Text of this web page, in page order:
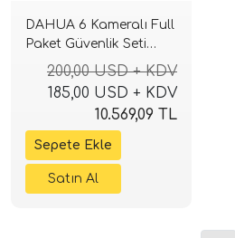
DAHUA 6 Kameralı Full
Paket Güvenlik Seti
Sistemi
200,00 USD + KDV
185,00 USD + KDV
10.569,09 TL